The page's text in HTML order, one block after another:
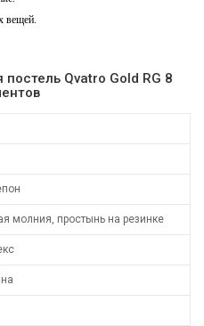
вещей.
Qvatro Gold RG 8
молния, простынь на резинке